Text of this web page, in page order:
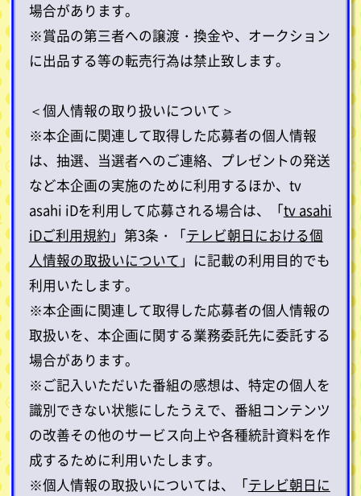
場合があります。
※賞品の第三者への譲渡・換金や、オークション
に出品する等の転売行為は禁止致します。
＜個人情報の取り扱いについて＞
※本企画に関連して取得した応募者の個人情報
は、抽選、当選者へのご連絡、プレゼントの発送
など本企画の実施のために利用するほか、tv
asahi iDを利用して応募される場合は、「tv asahi
iDご利用規約 」第3条・「テレビ朝日における個
人情報の取扱いについて 」に記載の利用目的でも
利用いたします。
※本企画に関連して取得した応募者の個人情報の
取扱いを、本企画に関する業務委託先に委託する
場合があります。
※ご記入いただいた番組の感想は、特定の個人を
識別できない状態にしたうえで、番組コンテンツ
の改善その他のサービス向上や各種統計資料を作
成するために利用いたします。
※個人情報の取扱いについては、「テレビ朝日に